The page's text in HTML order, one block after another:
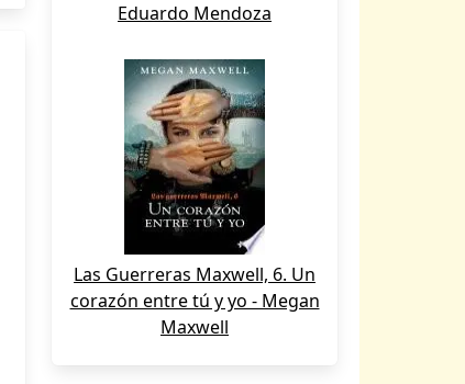
Eduardo Mendoza
Las Guerreras Maxwell, 6. Un
corazón entre tú y yo - Megan
Maxwell